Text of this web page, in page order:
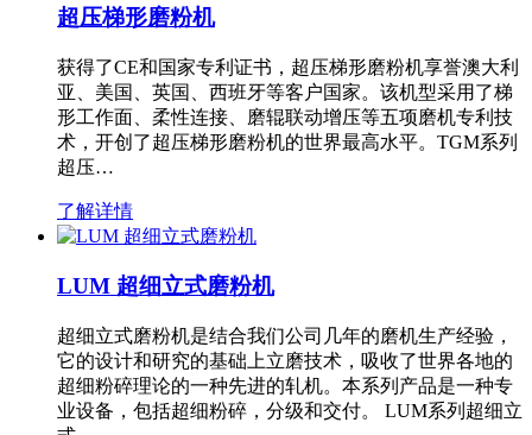
超压梯形磨粉机
获得了CE和国家专利证书，超压梯形磨粉机享誉澳大利
亚、美国、英国、西班牙等客户国家。该机型采用了梯
形工作面、柔性连接、磨辊联动增压等五项磨机专利技
术，开创了超压梯形磨粉机的世界最高水平。TGM系列
超压…
了解详情
LUM 超细立式磨粉机
超细立式磨粉机是结合我们公司几年的磨机生产经验，
它的设计和研究的基础上立磨技术，吸收了世界各地的
超细粉碎理论的一种先进的轧机。本系列产品是一种专
业设备，包括超细粉碎，分级和交付。 LUM系列超细立